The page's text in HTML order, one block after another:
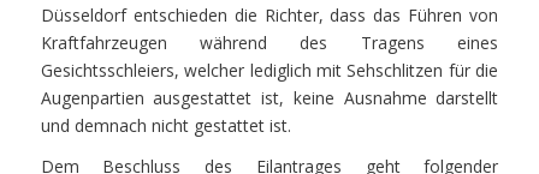
Düsseldorf entschieden die Richter, dass das Führen von
Kraftfahrzeugen während des Tragens eines
Gesichtsschleiers, welcher lediglich mit Sehschlitzen für die
Augenpartien ausgestattet ist, keine Ausnahme darstellt
und demnach nicht gestattet ist.
Dem Beschluss des Eilantrages geht folgender